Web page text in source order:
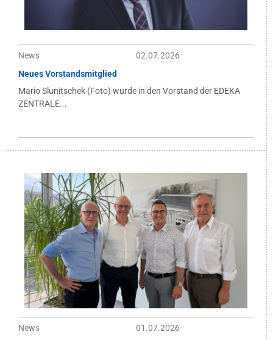
News
02.07.2026
Neues Vorstandsmitglied
Mario Slunitschek (Foto) wurde in den Vorstand der EDEKA
ZENTRALE...
News
01.07.2026